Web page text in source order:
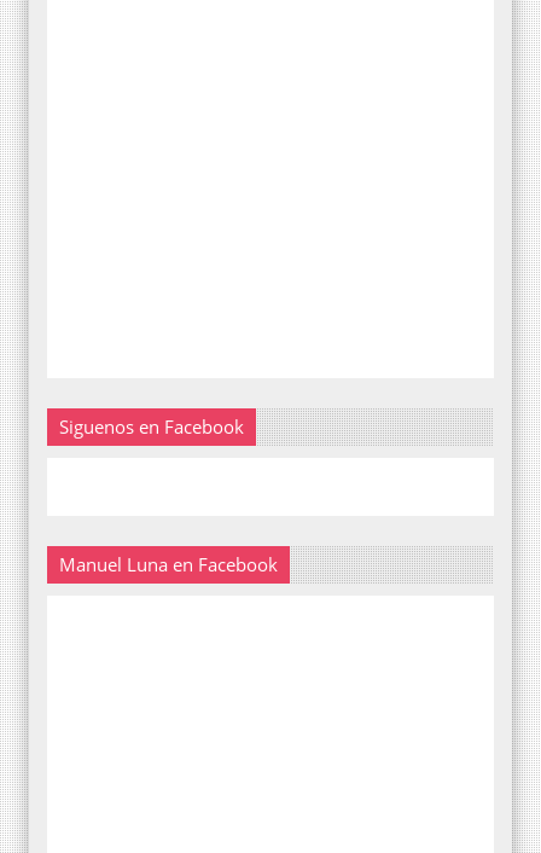
Siguenos en Facebook
Manuel Luna en Facebook